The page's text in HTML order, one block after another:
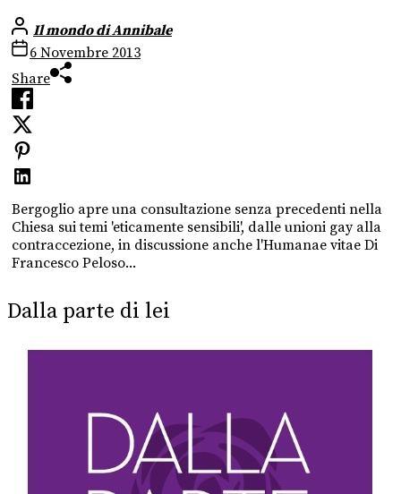
Il mondo di Annibale
6 Novembre 2013
Share
Bergoglio apre una consultazione senza precedenti nella
Chiesa sui temi 'eticamente sensibili', dalle unioni gay alla
contraccezione, in discussione anche l'Humanae vitae Di
Francesco Peloso...
Dalla parte di lei